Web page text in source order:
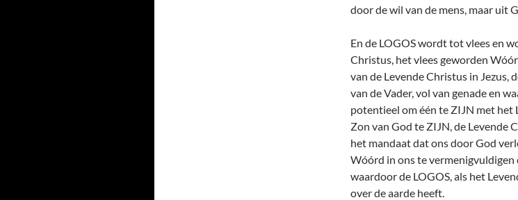
door de wil van de mens, maar uit
En de LOGOS wordt tot vlees en
Christus, het vlees geworden
van de Levende Christus in Jezus,
van de Vader, vol van genade en
potentieel om één te ZIJN met het
Zon van God te ZIJN, de Levende
het mandaat dat ons door God
Wóórd in ons te vermenigvuldigen
waardoor de LOGOS, als het
over de aarde heeft.